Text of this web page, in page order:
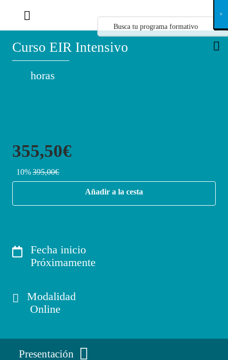
Curso EIR Intensivo
horas
355,50€
10%395,00€
Añadir a la cesta
Fecha inicio
Próximamente
Modalidad
Online
Presentación
X
×
×
×
×
×
×
×
×
×
×
×
×
×
×
×
×
×
×
×
×
×
×
×
×
×
×
×
×
×
×
×
×
×
×
×
×
×
×
×
×
×
×
×
×
×
×
×
×
×
×
×
×
×
×
×
×
×
×
×
×
×
×
×
×
×
×
×
×
×
×
×
×
×
×
×
×
×
×
×
×
×
×
×
×
×
×
×
×
×
×
×
×
×
×
×
×
×
×
×
×
×
×
×
×
×
×
×
×
×
×
×
×
×
×
×
×
×
×
×
×
×
×
×
×
×
×
×
×
×
×
×
×
×
×
×
×
×
×
×
×
×
×
×
×
×
×
×
×
×
×
×
×
×
×
×
×
×
×
×
×
×
×
×
×
×
×
×
×
×
×
×
×
×
×
×
×
×
×
×
×
×
×
×
×
×
×
×
×
×
×
×
×
×
×
×
×
×
×
×
×
×
×
×
×
×
×
×
×
×
×
×
×
×
×
×
×